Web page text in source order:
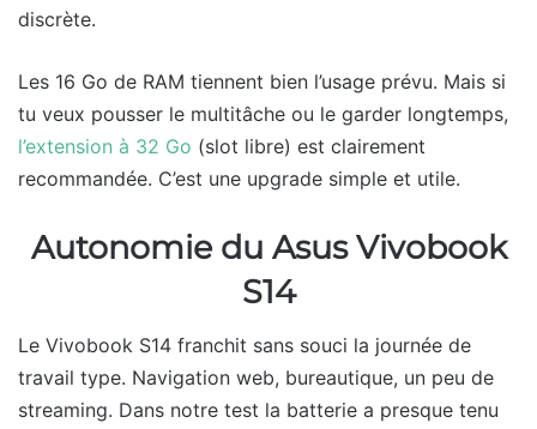
discrète.
Les 16 Go de RAM tiennent bien l’usage prévu. Mais si
tu veux pousser le multitâche ou le garder longtemps,
l’extension à 32 Go (slot libre) est clairement
recommandée. C’est une upgrade simple et utile.
Autonomie du Asus Vivobook
S14
Le Vivobook S14 franchit sans souci la journée de
travail type. Navigation web, bureautique, un peu de
streaming. Dans notre test la batterie a presque tenu